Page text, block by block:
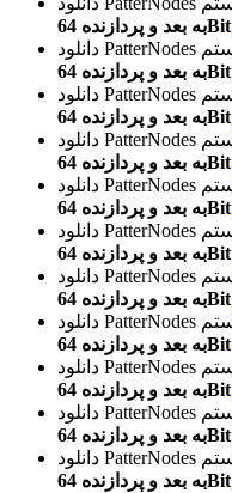
به بعد و پردازنده 64Bit
دانلود PatterNodes
به بعد و پردازنده 64Bit
دانلود PatterNodes
به بعد و پردازنده 64Bit
دانلود PatterNodes
به بعد و پردازنده 64Bit
دانلود PatterNodes
به بعد و پردازنده 64Bit
دانلود PatterNodes
به بعد و پردازنده 64Bit
دانلود PatterNodes
به بعد و پردازنده 64Bit
دانلود PatterNodes
به بعد و پردازنده 64Bit
دانلود PatterNodes
به بعد و پردازنده 64Bit
دانلود PatterNodes
به بعد و پردازنده 64Bit
دانلود PatterNodes
به بعد و پردازنده 64Bit